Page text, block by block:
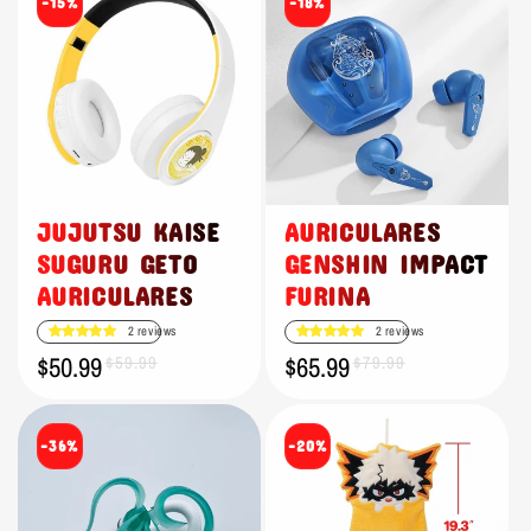
JUJUTSU KAISE
SUGURU GETO
AURICULARES
2 reviews
Precio
de
oferta
$50.99
Precio
habitual
$59.99
AURICULARES
GENSHIN IMPACT
FURINA
2 reviews
Precio
de
$65.99
Precio
habitual
$79.99
-36% -20%